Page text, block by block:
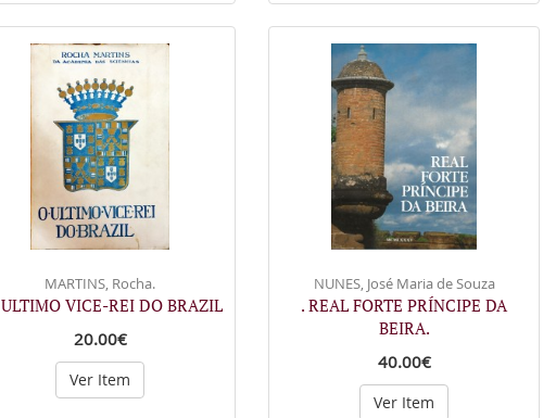
MARTINS, Rocha.
VICE-REI DO BRAZIL
20.00€
Ver Item
NUNES, José Maria de Souza
. REAL FORTE PRÍNCIPE DA
BEIRA.
40.00€
Ver Item